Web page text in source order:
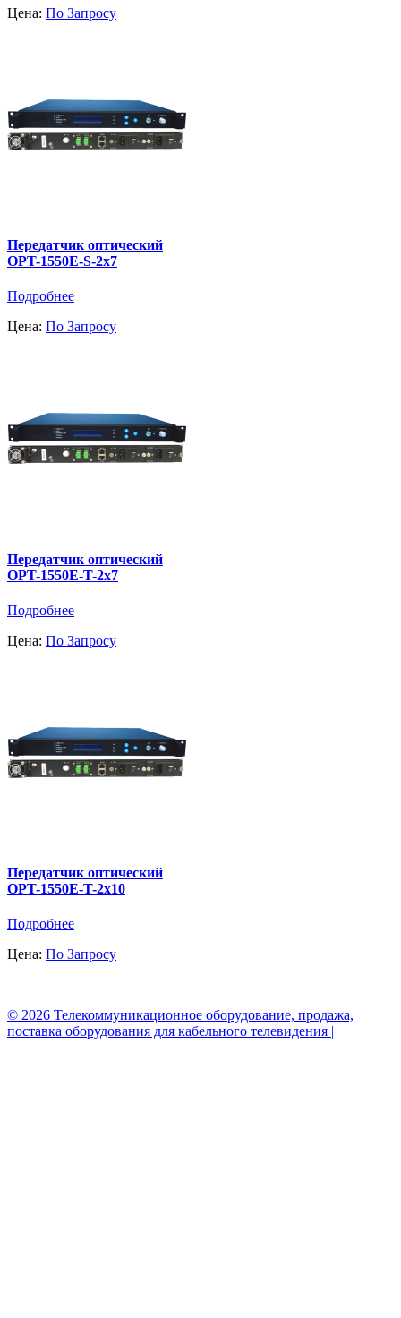
Цена: По Запросу
Передатчик оптический
OPT-1550E-S-2x7
Подробнее
Цена: По Запросу
Передатчик оптический
OPT-1550E-T-2x7
Подробнее
Цена: По Запросу
Передатчик оптический
OPT-1550E-T-2x10
Подробнее
Цена: По Запросу
© 2026 Телекоммуникационное оборудование, продажа,
поставка оборудования для кабельного телевидения |